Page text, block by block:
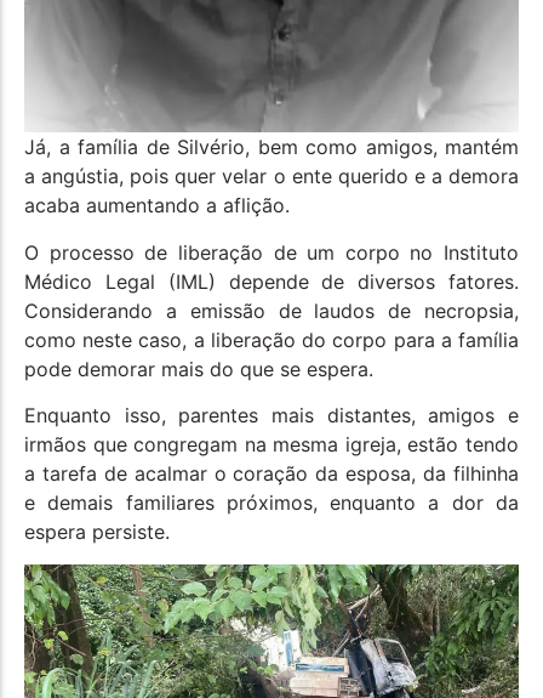
Já, a família de Silvério, bem como amigos, mantém
a angústia, pois quer velar o ente querido e a demora
acaba aumentando a aflição.
O processo de liberação de um corpo no Instituto
Médico Legal (IML) depende de diversos fatores.
Considerando a emissão de laudos de necropsia,
como neste caso, a liberação do corpo para a família
pode demorar mais do que se espera.
Enquanto isso, parentes mais distantes, amigos e
irmãos que congregam na mesma igreja, estão tendo
a tarefa de acalmar o coração da esposa, da filhinha
e demais familiares próximos, enquanto a dor da
espera persiste.